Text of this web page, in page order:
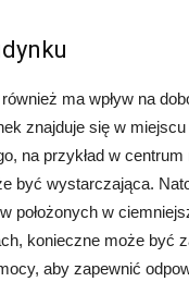
ma wpływ na
znajduje się w
na przykład w
być wystarczająca.
położonych w
konieczne może być
aby zapewnić